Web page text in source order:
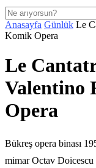
Anasayfa Günlük Le
Komik Opera
Le
Valentino
Opera
Bükreş opera binası
mimar Octav Doicescu